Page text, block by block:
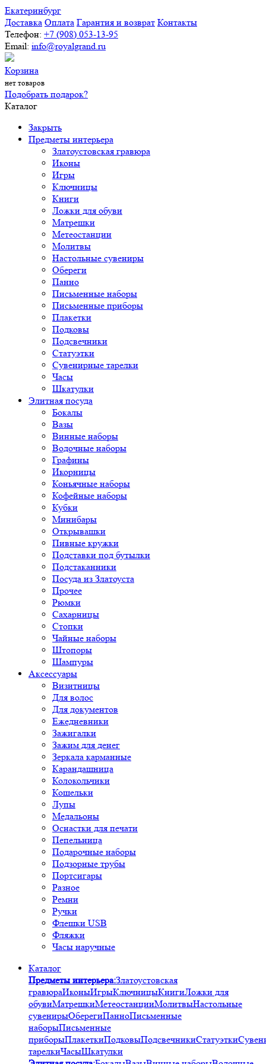
Екатеринбург
Доставка Оплата Гарантия и возврат Контакты
Телефон: +7 (908) 053-13-95
Email: info@royalgrand.ru
Корзина
нет товаров
Подобрать подарок?
Каталог
Закрыть
Предметы интерьера
Златоустовская гравюра
Иконы
Игры
Ключницы
Книги
Ложки для обуви
Матрешки
Метеостанции
Молитвы
Настольные сувениры
Обереги
Панно
Письменные наборы
Письменные приборы
Плакетки
Подковы
Подсвечники
Статуэтки
Сувенирные тарелки
Часы
Шкатулки
Элитная посуда
Бокалы
Вазы
Винные наборы
Водочные наборы
Графины
Икорницы
Коньячные наборы
Кофейные наборы
Кубки
Минибары
Открывашки
Пивные кружки
Подставки под бутылки
Подстаканники
Посуда из Златоуста
Прочее
Рюмки
Сахарницы
Стопки
Чайные наборы
Штопоры
Шампуры
Аксессуары
Визитницы
Для волос
Для документов
Ежедневники
Зажигалки
Зажим для денег
Зеркала карманные
Карандашница
Колокольчики
Кошельки
Лупы
Медальоны
Оснастки для печати
Пепельница
Подарочные наборы
Подзорные трубы
Портсигары
Разное
Ремни
Ручки
Флешки USB
Фляжки
Часы наручные
Каталог
Предметы интерьера:Златоустовская
гравюраИконыИгрыКлючницыКнигиЛожки для
обувиМатрешкиМетеостанцииМолитвыНастольные
сувенирыОберегиПанноПисьменные
наборыПисьменные
приборыПлакеткиПодковыПодсвечникиСтатуэтки
тарелкиЧасыШкатулки